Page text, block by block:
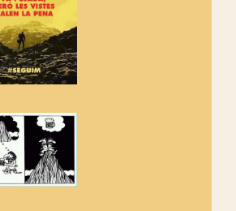
un diploma dels
de Sant Aniol d'Aguja
estem implicats